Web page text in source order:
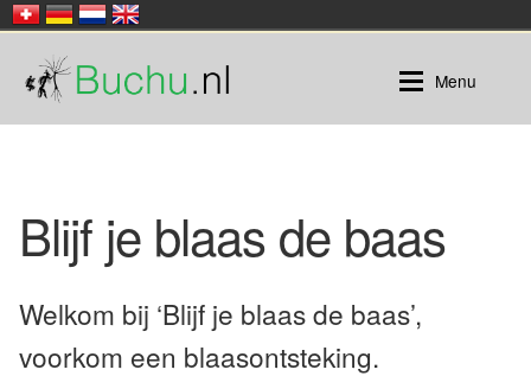
Ga
door
naar
Ga
naar
de
Menu
Buchu |
Losse thee
Honeybush
Blijf je blaas de baas
Welkom bij ‘Blijf je blaas de baas’,
voorkom een blaasontsteking.